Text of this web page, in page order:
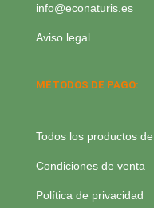
info@econaturis.es
Aviso legal
MÉTODOS DE PAGO:
Todos los productos
Condiciones de venta
Política de privacidad